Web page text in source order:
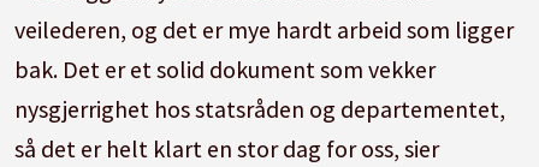
veilederen, og det er mye hardt arbeid som ligger
bak. Det er et solid dokument som vekker
nysgjerrighet hos statsråden og departementet,
så det er helt klart en stor dag for oss, sier